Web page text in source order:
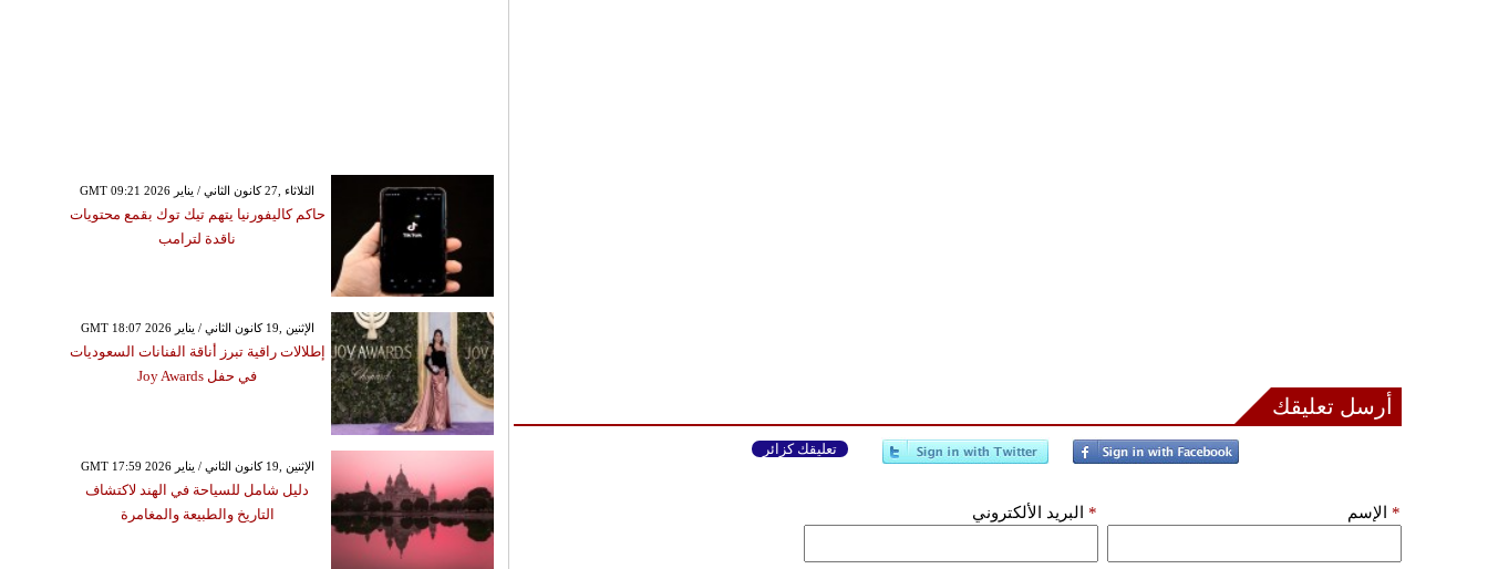
أرسل تعليقك
تعليقك كزائر
الإسم * البريد الألكتروني *
GMT 09:21 2026 الثلاثاء ,27 كانون الثاني / يناير
حاكم كاليفورنيا يتهم تيك توك بقمع محتويات
ناقدة لترامب
GMT 18:07 2026 الإثنين ,19 كانون الثاني / يناير
إطلالات راقية تبرز أناقة الفنانات السعوديات
في حفل Joy Awards
GMT 17:59 2026 الإثنين ,19 كانون الثاني / يناير
دليل شامل للسياحة في الهند لاكتشاف
التاريخ والطبيعة والمغامرة